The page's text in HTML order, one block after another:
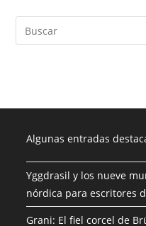
Algunas entradas
Yggdrasil y los nueve
nórdica para escritores
Grani: El fiel corcel de